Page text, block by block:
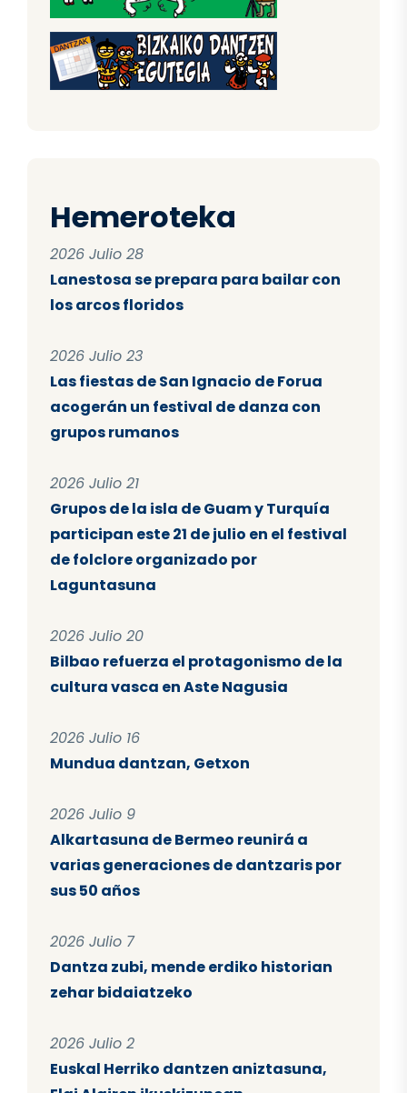
Hemeroteka
2026 Julio 28
Lanestosa se prepara para bailar con
los arcos floridos
2026 Julio 23
Las fiestas de San Ignacio de Forua
acogerán un festival de danza con
grupos rumanos
2026 Julio 21
Grupos de la isla de Guam y Turquía
participan este 21 de julio en el festival
de folclore organizado por
Laguntasuna
2026 Julio 20
Bilbao refuerza el protagonismo de la
cultura vasca en Aste Nagusia
2026 Julio 16
Mundua dantzan, Getxon
2026 Julio 9
Alkartasuna de Bermeo reunirá a
varias generaciones de dantzaris por
sus 50 años
2026 Julio 7
Dantza zubi, mende erdiko historian
zehar bidaiatzeko
2026 Julio 2
Euskal Herriko dantzen aniztasuna,